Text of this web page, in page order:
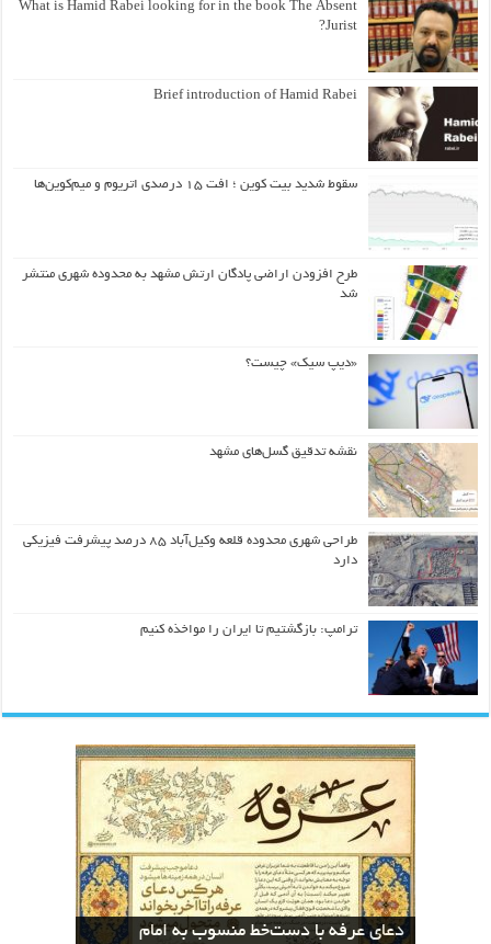
What is Hamid Rabei looking for in the book The Absent
Jurist?
Brief introduction of Hamid Rabei
سقوط شدید بیت کوین ؛ افت ۱۵ درصدی اتریوم و میم‌کوین‌ها
طرح افزودن اراضی پادگان ارتش مشهد به محدوده شهری منتشر
شد
«دیپ سیک» چیست؟
نقشه تدقیق گسل‌های مشهد
طراحی شهری محدوده قلعه وکیل‌آباد ۸۵ درصد پیشرفت فیزیکی
دارد
ترامپ: بازگشتیم تا ایران را مواخذه کنیم
The Geometric Reinterpretation of the
Divine Name “Allah”: From Calligraphy
نسخه های بازآفرینی قرآن منسوب به ائمه
اطهار در کتابخانه دیجیتال آستان قدس
کسب عنوان دوم جشنواره معلمان هنرمند
دعای عرفه با دست‌خط منسوب به امام
کسب مقام دوم بخش هنرهای مفهومی در
نخستین جشنواره معلمان هنرمند کشور